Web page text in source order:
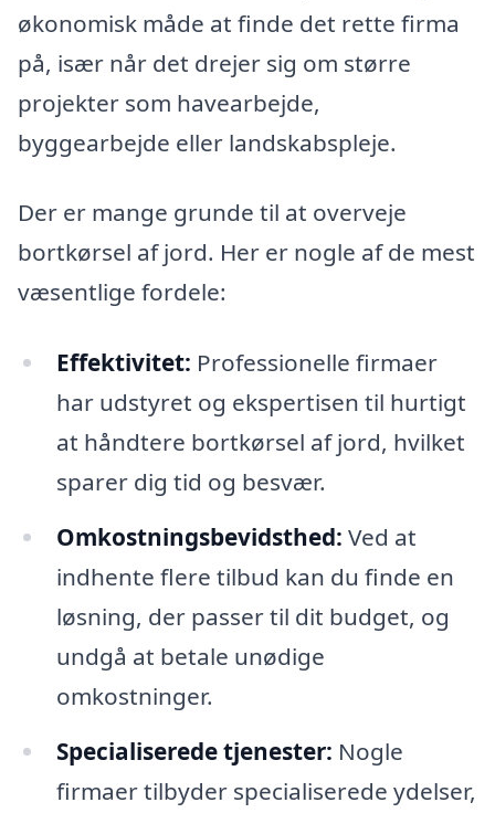
økonomisk måde at finde det rette firma
på, især når det drejer sig om større
projekter som havearbejde,
byggearbejde eller landskabspleje.
Der er mange grunde til at overveje
bortkørsel af jord. Her er nogle af de mest
væsentlige fordele:
Effektivitet: Professionelle firmaer
har udstyret og ekspertisen til hurtigt
at håndtere bortkørsel af jord, hvilket
sparer dig tid og besvær.
Omkostningsbevidsthed: Ved at
indhente flere tilbud kan du finde en
løsning, der passer til dit budget, og
undgå at betale unødige
omkostninger.
Specialiserede tjenester: Nogle
firmaer tilbyder specialiserede ydelser,